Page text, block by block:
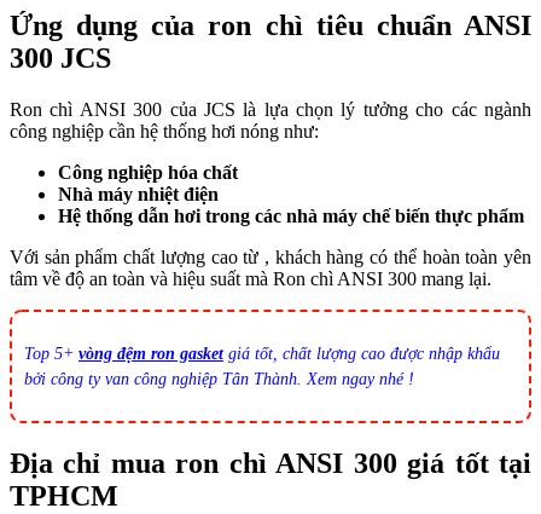
Ứng dụng của ron chì tiêu chuẩn ANSI
300 JCS
Ron chì ANSI 300 của JCS là lựa chọn lý tưởng cho các ngành
công nghiệp cần hệ thống hơi nóng như:
Công nghiệp hóa chất
Nhà máy nhiệt điện
Hệ thống dẫn hơi trong các nhà máy chế biến thực phẩm
Với sản phẩm chất lượng cao từ , khách hàng có thể hoàn toàn yên
tâm về độ an toàn và hiệu suất mà Ron chì ANSI 300 mang lại.
Top 5+ vòng đệm ron gasketgiá tốt, chất lượng cao được nhập khẩu
bởi công ty van công nghiệp Tân Thành. Xem ngay nhé !
Địa chỉ mua ron chì ANSI 300 giá tốt tại
TPHCM